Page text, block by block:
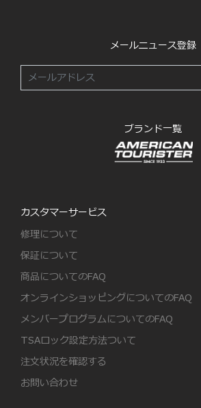
メールニュース登録
ブランド一覧
カスタマーサービス
修理について
保証について
商品についてのFAQ
オンラインショッピングについてのFAQ
メンバープログラムについてのFAQ
TSAロック設定方法ついて
注文状況を確認する
お問い合わせ